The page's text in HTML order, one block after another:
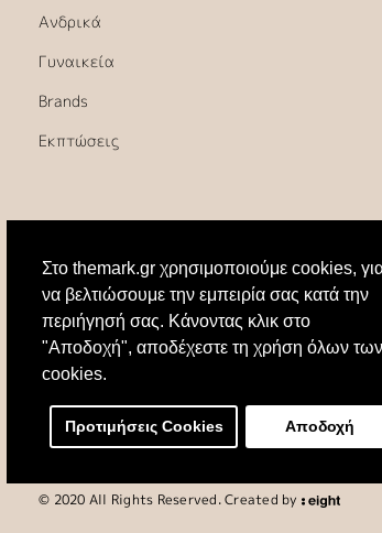
Στο themark.gr χρησιμοποιούμε cookies,
να βελτιώσουμε την εμπειρία σας κατά την
περιήγησή σας. Κάνοντας κλικ στο
"Αποδοχή", αποδέχεστε τη χρήση όλων των
cookies.
Προτιμήσεις Cookies Αποδοχή
Ανδρικά
Γυναικεία
Brands
Εκπτώσεις
© 2020 All Rights Reserved. Created by